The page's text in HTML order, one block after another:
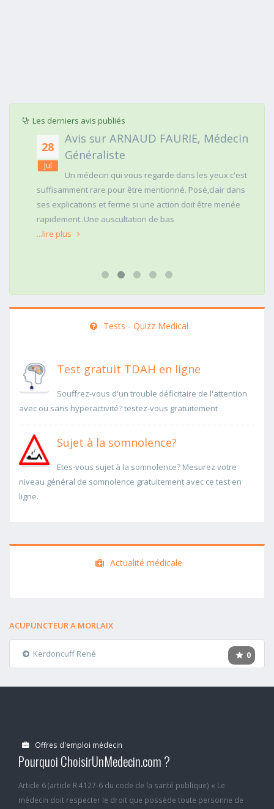
Les derniers avis publiés
28
Jul
Avis sur ARNAUD FAURIE, Médecin
Généraliste
Un médecin qui vous regarde dans les yeux c'est
suffisamment rare pour être mentionné. Posé,clair dans
ses explications et ferme si une action doit être menée
rapidement..Une auscultation de bas
...lire plus
Tests - Quizz Medical
Test gratuit TDAH en ligne
Souffrez-vous d'un trouble déficitaire de l'attention
avec ou sans hyperactivité? testez-vous gratuitement
Sujet à la somnolence?
Etes-vous sujet à la somnolence? Mesurez votre
niveau général de somnolence gratuitement avec ce test en
ligne.
Actualité médicale
ACUPUNCTEUR A MORLAIX
0
Kerdoncuff René
Offres d'emploi médecin
Pourquoi ChoisirUnMedecin.com ?
Article 6 (article R.4127-6 du code de la santé publique) « Le
médecin doit respecter le droit que possède toute personne de